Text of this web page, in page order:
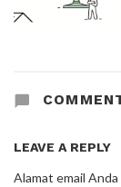
LEAVE A REPLY
Alamat email